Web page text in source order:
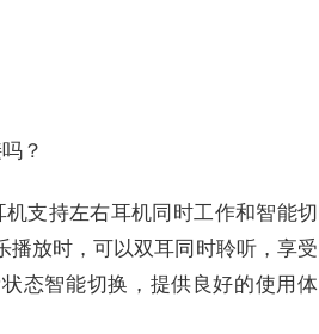
？
支持左右耳机同时工作和智能切
放时，可以双耳同时聆听，享受
态智能切换，提供良好的使用体